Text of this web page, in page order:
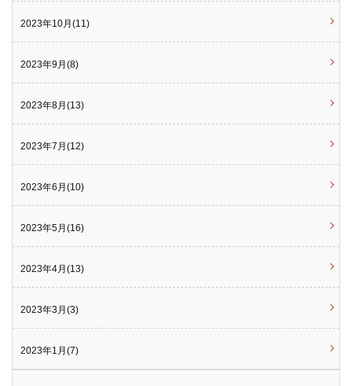
2023年10月(11)
2023年9月(8)
2023年8月(13)
2023年7月(12)
2023年6月(10)
2023年5月(16)
2023年4月(13)
2023年3月(3)
2023年1月(7)